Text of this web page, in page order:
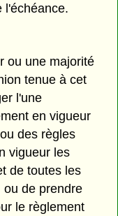
l'échéance.
ou une majorité
tenue à cet
l'une
en vigueur
des règles
vigueur les
de toutes les
ou de prendre
le règlement